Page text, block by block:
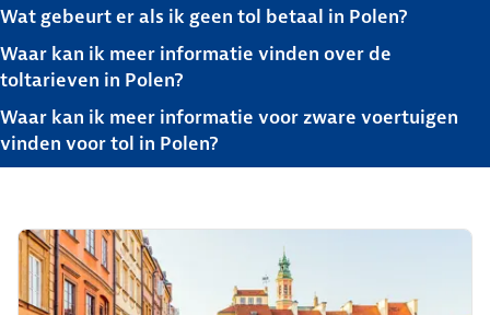
Wat gebeurt er als ik geen tol betaal in Polen?
Waar kan ik meer informatie vinden over de
toltarieven in Polen?
Waar kan ik meer informatie voor zware voertuigen
vinden voor tol in Polen?